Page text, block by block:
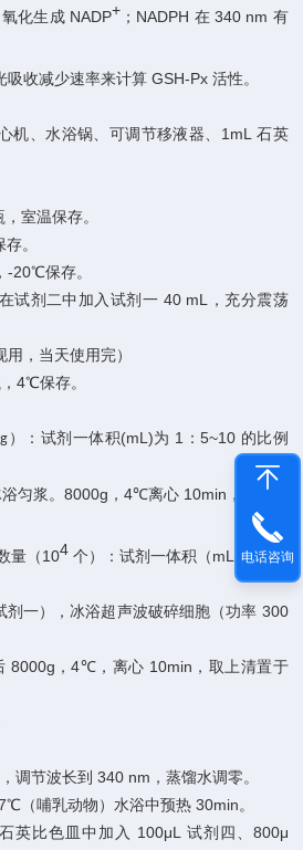
氧化生成 NADP+ ； NADPH 在 340 nm 有
吸收减少速率来计算 GSH-Px 活性。
机、水浴锅、可调节移液器、 1mL
石英
，室温保存。
。
-20℃保存。
试剂二中加入试剂一 40 mL
，充分震荡
，当天使用完）
4℃保存。
g ）：试剂一体积(mL)为 1 ：5~10 的比例
匀浆。 8000g ， 4℃离心 10min ，取上清
量（ 104 个）：试剂一体积（ mL ）为 50
剂一），冰浴超声波破碎细胞（功率 300
8000g ，4℃，离心 10min ，取上清置于
，调节波长到 340 nm ，蒸馏水调零。
℃（哺乳动物）水浴中预热 30min。
石英比色皿中加入 100μL 试剂四、 800μ
电话咨询